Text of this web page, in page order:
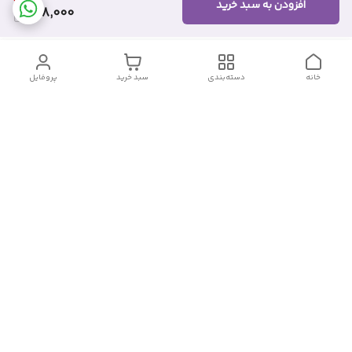
418,000 افزودن به سبد خرید
پروفایل سبد خرید دسته‌بندی خانه